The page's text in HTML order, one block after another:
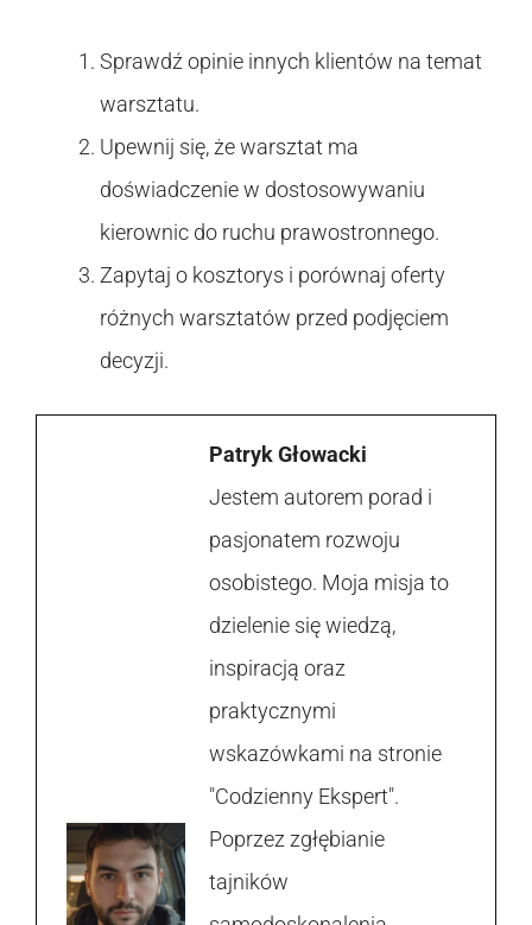
Sprawdź opinie innych klientów na temat
warsztatu.
Upewnij się, że warsztat ma
doświadczenie w dostosowywaniu
kierownic do ruchu prawostronnego.
Zapytaj o kosztorys i porównaj oferty
różnych warsztatów przed podjęciem
decyzji.
Patryk Głowacki
Jestem autorem porad i
pasjonatem rozwoju
osobistego. Moja misja to
dzielenie się wiedzą,
inspiracją oraz
praktycznymi
wskazówkami na stronie
"Codzienny Ekspert".
Poprzez zgłębianie
tajników